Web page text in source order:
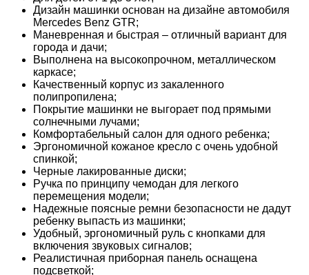
Дизайн машинки основан на дизайне автомобиля
Mercedes Benz GTR;
Маневренная и быстрая – отличный вариант для
города и дачи;
Выполнена на высокопрочном, металлическом
каркасе;
Качественный корпус из закаленного
полипропилена;
Покрытие машинки не выгорает под прямыми
солнечными лучами;
Комфортабельный салон для одного ребенка;
Эргономичной кожаное кресло с очень удобной
спинкой;
Черные лакированные диски;
Ручка по принципу чемодан для легкого
перемещения модели;
Надежные поясные ремни безопасности не дадут
ребенку выпасть из машинки;
Удобный, эргономичный руль с кнопками для
включения звуковых сигналов;
Реалистичная приборная панель оснащена
подсветкой;